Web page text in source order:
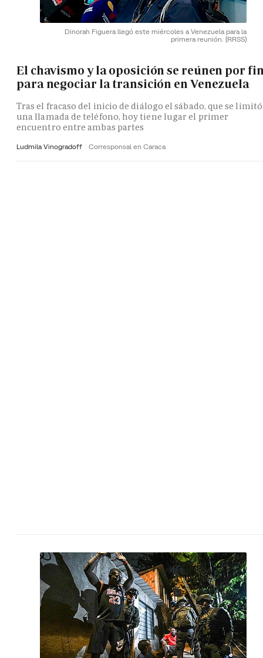
Dinorah Figuera llegó este miércoles a Venezuela para la
primera reunión. (RRSS)
El chavismo y la oposición se reúnen por
para negociar la transición en Venezuela
Tras el fracaso del inicio de diálogo el sábado, que se
una llamada de teléfono, hoy tiene lugar el primer
encuentro entre ambas partes
Ludmila Vinogradoff Corresponsal en Caraca